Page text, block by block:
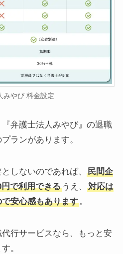
みやび 料金設定
弁護士法人みやび』の退職
ランがあります。
しないのであれば、
民間企
で利用できるうえ、
対応は
安心感もあります。
行サービスなら、もっと安
。